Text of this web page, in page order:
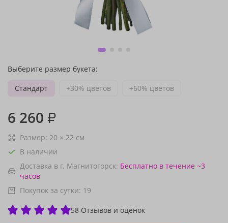
Выберите размер букета:
Стандарт
+30% цветов +60% цветов
6 260 ₽
Размер: 20 × 22 см
В наличии
Доставка в г. Магнитогорск: Бесплатно в течение ~3
часов
Покупок за сутки: 19
58 Отзывов и оценок